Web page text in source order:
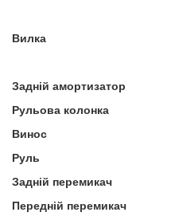
Вилка
Задній амортизатор
Рульова колонка
Винос
Руль
Задній перемикач
Передній перемикач